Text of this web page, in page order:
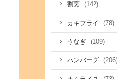
割烹 (142)
カキフライ (78)
うなぎ (109)
ハンバーグ (206)